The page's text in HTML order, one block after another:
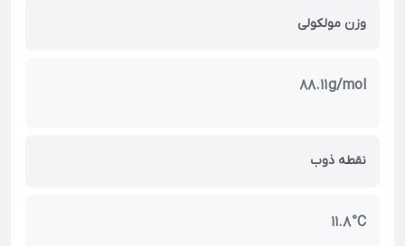
وزن مولکولی
88.11 g/mol
نقطه ذوب
11.8 °C